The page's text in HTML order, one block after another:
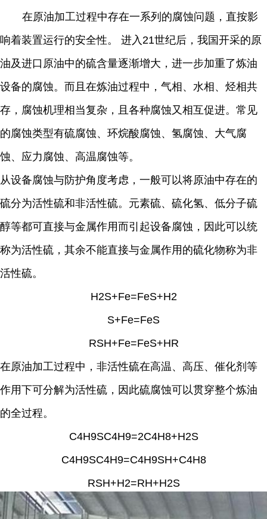
在原油加工过程中存在一系列的腐蚀问题，直按影
响着装置运行的安全性。 进入21世纪后，我国开采的原
油及进口原油中的硫含量逐渐增大，进一步加重了炼油
设备的腐蚀。而且在炼油过程中，气相、水相、烃相共
存，腐蚀机理相当复杂，且各种腐蚀又相互促进。常见
的腐蚀类型有硫腐蚀、环烷酸腐蚀、氢腐蚀、大气腐
蚀、应力腐蚀、高温腐蚀等。
从设备腐蚀与防护角度考虑，一般可以将原油中存在的
硫分为活性硫和非活性硫。元素硫、硫化氢、低分子硫
醇等都可直接与金属作用而引起设备腐蚀，因此可以统
称为活性硫，其余不能直接与金属作用的硫化物称为非
活性硫。
H2S+Fe=FeS+H2
S+Fe=FeS
RSH+Fe=FeS+HR
在原油加工过程中，非活性硫在高温、高压、催化剂等
作用下可分解为活性硫，因此硫腐蚀可以贯穿整个炼油
的全过程。
C4H9SC4H9=2C4H8+H2S
C4H9SC4H9=C4H9SH+C4H8
RSH+H2=RH+H2S